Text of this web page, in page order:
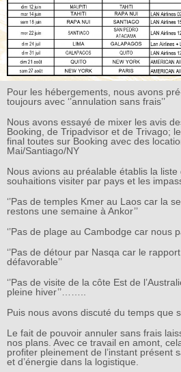
Pour les hébergements, nous avons
toujours avec ‘’annulation sans frais’’
Nous avons essayé de mixer les avis
Booking, de Tripadvisor et de Trivago;
final toutes sur Booking avec des
Mai/Santiago/NY
Nous avions au préalable établis la
souhaitions visiter par pays et les
‘’Pas de temples Kmer au Laos car la
restons une semaine à Ankor’’
‘’Pas de plage au Cambodge car nous
‘’Pas de détour par Nasqa car le
défavorable’’
‘’Pas de visite de la côte Est de
pleine hiver’’……..
Puis nous avons discuté du temps que
Le fait de pouvoir annuler sans frais
nos plans. Avec ce travail en amont,
profiter pleinement de l’instant présent
et d’énergie dans la logistique.